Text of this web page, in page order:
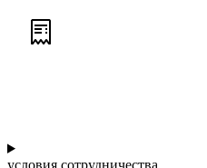
условия сотрудничества